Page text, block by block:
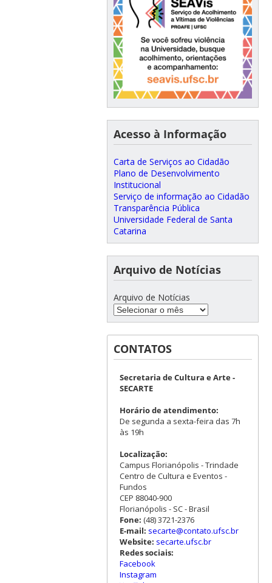
Acesso à Informação
Carta de Serviços ao Cidadão
Plano de Desenvolvimento
Institucional
Serviço de informação ao Cidadão
Transparência Pública
Universidade Federal de Santa
Catarina
Arquivo de Notícias
Arquivo de Notícias
CONTATOS
Secretaria de Cultura e Arte -
SECARTE
Horário de atendimento:
De segunda a sexta-feira das 7h
às 19h
Localização:
Campus Florianópolis - Trindade
Centro de Cultura e Eventos -
Fundos
CEP 88040-900
Florianópolis - SC - Brasil
Fone: (48) 3721-2376
E-mail: secarte@contato.ufsc.br
Website: secarte.ufsc.br
Redes sociais:
Facebook
Instagram